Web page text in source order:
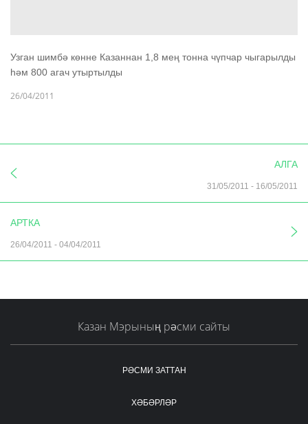
Узган шимбә көнне Казаннан 1,8 мең тонна чүпчар чыгарылды
һәм 800 агач утыртылды
26/04/2011
АЛГА
31/05/2011 - 16/05/2011
АРТКА
26/04/2011 - 04/04/2011
Казан Мэрының рәсми сайты
РӘСМИ ЗАТТАН
ХӘБӘРЛӘР